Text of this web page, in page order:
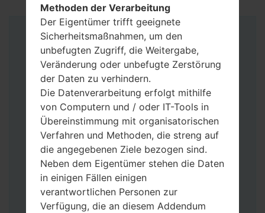
Anleitung
Methoden der Verarbeitung
Der Eigentümer trifft geeignete
Sicherheitsmaßnahmen, um den
unbefugten Zugriff, die Weitergabe,
Veränderung oder unbefugte Zerstörung
der Daten zu verhindern.
Die Datenverarbeitung erfolgt mithilfe
von Computern und / oder IT-Tools in
Übereinstimmung mit organisatorischen
Verfahren und Methoden, die streng auf
die angegebenen Ziele bezogen sind.
Neben dem Eigentümer stehen die Daten
in einigen Fällen einigen
verantwortlichen Personen zur
Verfügung, die an diesem Addendum